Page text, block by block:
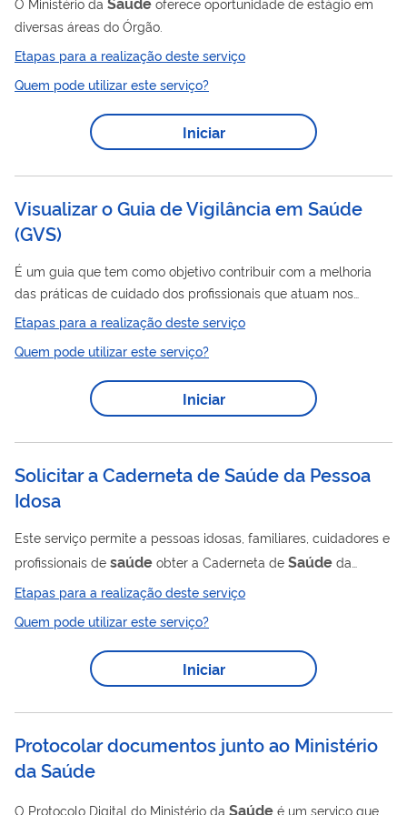
diversas áreas do Órgão.
Etapas para a realização deste serviço
Quem pode utilizar este serviço?
Iniciar
Visualizar o Guia de Vigilância em Saúde
(GVS)
É um guia que tem como objetivo contribuir com a melhoria
das práticas de cuidado dos profissionais que atuam nos
serviços de saúdeno Sistema Único de
Etapas para a realização deste serviço
Quem pode utilizar este serviço?
Iniciar
Solicitar a Caderneta de Saúde da Pessoa
Idosa
Este serviço permite a pessoas idosas, familiares, cuidadores e
profissionais de saúde obter a Caderneta de Saúde da
Pessoa Idosa, instrumento do Ministério da
apoiar o cuidado integral à
saúde
envelhecimento saudável, acompanhamento de condições
clínicas, orientações sobre qualidade de vida, autocuidado,
Etapas para a realização deste serviço
Quem pode utilizar este serviço?
Iniciar
Protocolar documentos junto ao Ministério
da Saúde
O Protocolo Digital do Ministério da Saúde é um serviço que